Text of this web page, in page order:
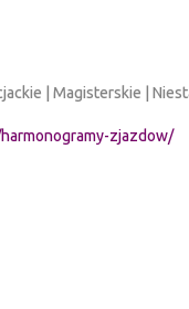
| Magisterskie |
zjazdow/